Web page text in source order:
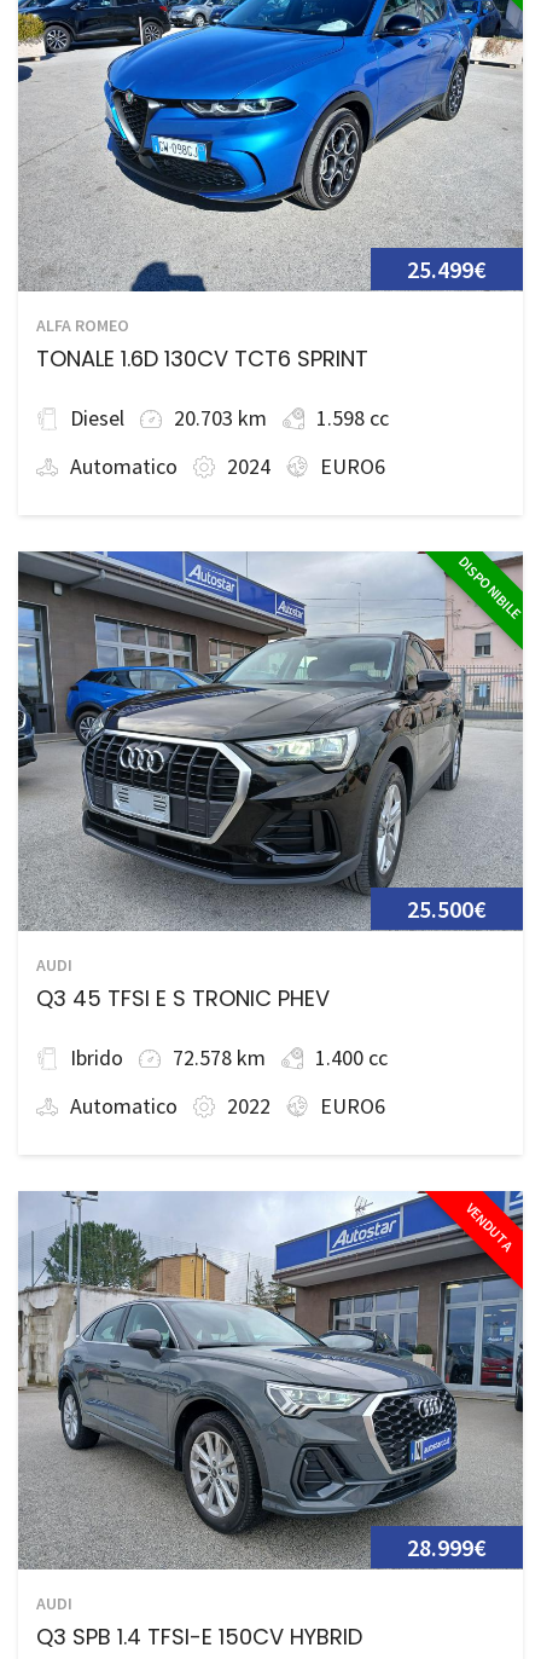
25.499€
ALFA ROMEO
TONALE 1.6D 130CV TCT6 SPRINT
Diesel 20.703 km
1.598 cc
Automatico
2024 EURO6
DISPONIBILE
25.500€
AUDI
Q3 45 TFSI E S TRONIC PHEV
Ibrido 72.578 km
1.400 cc
Automatico
2022 EURO6
VENDUTA
28.999€
AUDI
Q3 SPB 1.4 TFSI-E 150CV HYBRID